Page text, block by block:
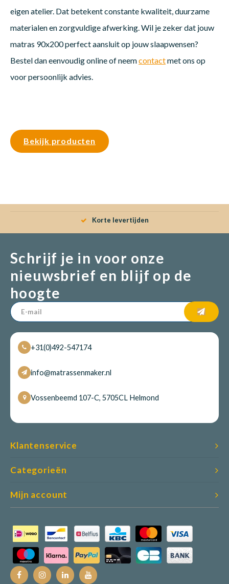
eigen atelier. Dat betekent constante kwaliteit, duurzame
materialen en zorgvuldige afwerking. Wil je zeker dat jouw
matras 90x200 perfect aansluit op jouw slaapwensen?
Bestel dan eenvoudig online of neemcontactmet ons op
voor persoonlijk advies.
Bekijk producten
Korte levertijden
Schrijf je in voor onze
nieuwsbrief en blijf op de
hoogte
+31(0)492-547174
info@matrassenmaker.nl
Vossenbeemd 107-C, 5705CL Helmond
Categorieën
Klantenservice
Mijn account